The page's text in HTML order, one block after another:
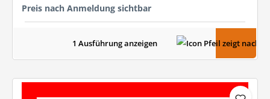
Preis nach Anmeldung sichtbar
1 Ausführung anzeigen